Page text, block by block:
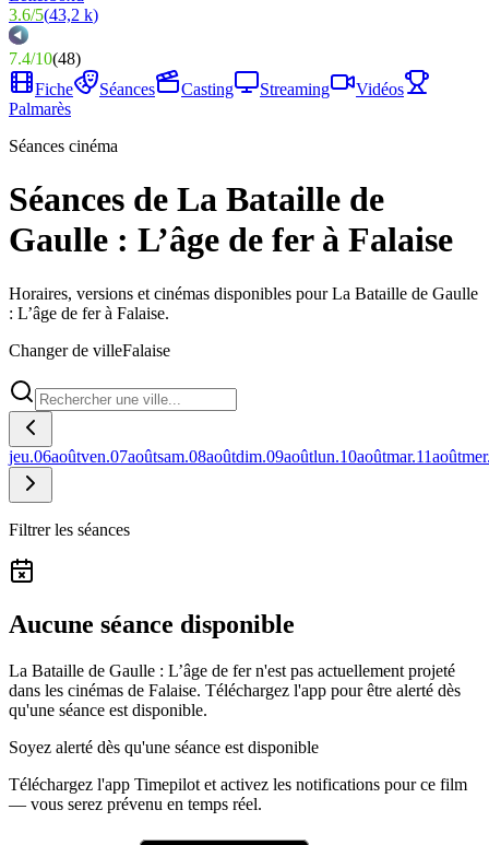
3.6/5(43,2 k)
7.4/10(48)
Fiche
Séances Casting Streaming
Vidéos
Palmarès
Séances cinéma
Séances de La Bataille de
Gaulle : L’âge de fer à Falaise
Horaires, versions et cinémas disponibles pour La Bataille de Gaulle
: L’âge de fer à Falaise.
Changer de villeFalaise
jeu.06aoûtven.07aoûtsam.08aoûtdim.09aoûtlun.10aoûtmar.11août
Filtrer les séances
Aucune séance disponible
La Bataille de Gaulle : L’âge de fer n'est pas actuellement projeté
dans les cinémas de Falaise. Téléchargez l'app pour être alerté dès
qu'une séance est disponible.
Soyez alerté dès qu'une séance est disponible
Téléchargez l'app Timepilot et activez les notifications pour ce film
— vous serez prévenu en temps réel.